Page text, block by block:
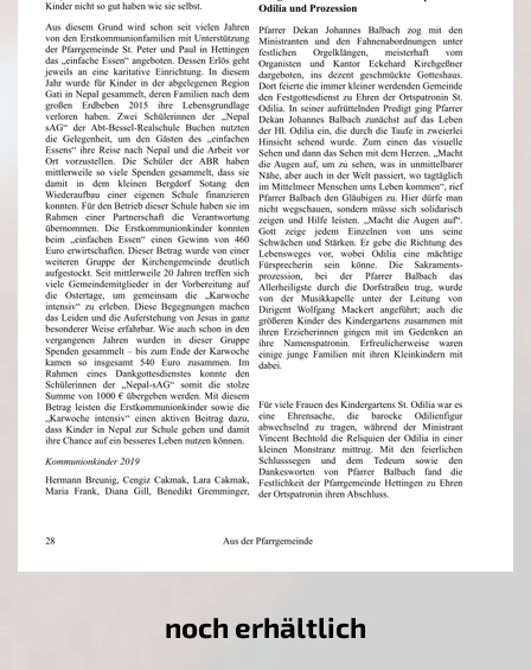
noch erhältlich